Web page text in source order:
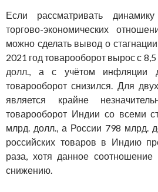
Если рассматривать динамику
торгово-экономических
можно сделать вывод о
2021 год товарооборот вырос с
долл., а с учётом инфляции
товарооборот снизился. Для
является крайне
товарооборот Индии со всеми
млрд. долл., а России 798 млрд.
российских товаров в Индию
раза, хотя данное
снижению.